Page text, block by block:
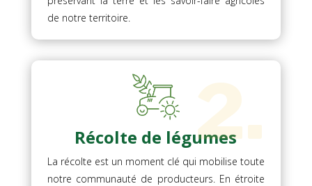
de notre territoire.
Récolte de légumes
La récolte est un moment clé qui mobilise toute
notre communauté de producteurs. En étroite
2.